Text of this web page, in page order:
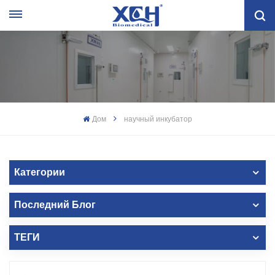
Дом научный инкубатор
Категории
Последний Блог
ТЕГИ